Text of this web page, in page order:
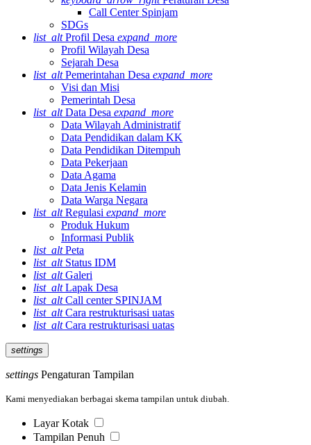
Call Center Spinjam
SDGs
list_alt Profil Desa expand_more
Profil Wilayah Desa
Sejarah Desa
list_alt Pemerintahan Desa expand_more
Visi dan Misi
Pemerintah Desa
list_alt Data Desa expand_more
Data Wilayah Administratif
Data Pendidikan dalam KK
Data Pendidikan Ditempuh
Data Pekerjaan
Data Agama
Data Jenis Kelamin
Data Warga Negara
list_alt Regulasi expand_more
Produk Hukum
Informasi Publik
list_alt Peta
list_alt Status IDM
list_alt Galeri
list_alt Lapak Desa
list_alt Call center SPINJAM
list_alt Cara restrukturisasi uatas
list_alt Cara restrukturisasi uatas
settings
settings Pengaturan Tampilan
Kami menyediakan berbagai skema tampilan untuk diubah.
Layar Kotak
Tampilan Penuh